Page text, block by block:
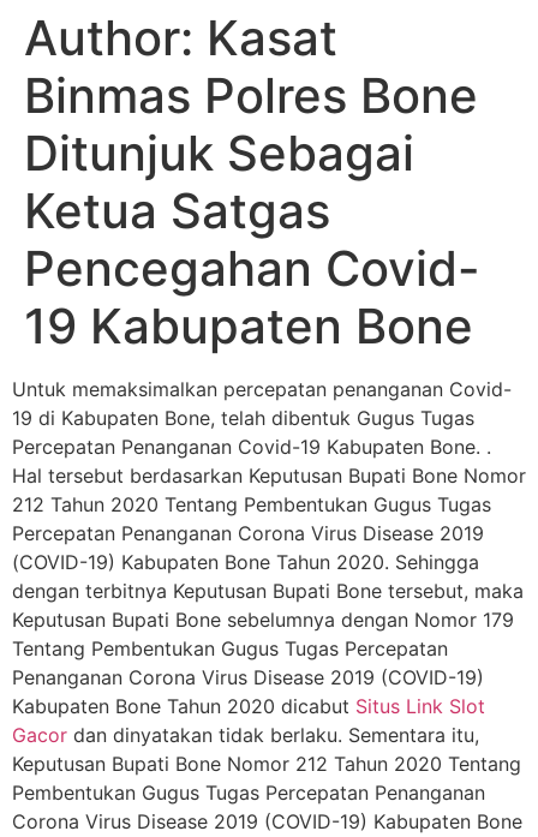
Author: Kasat
Binmas Polres Bone
Ditunjuk Sebagai
Ketua Satgas
Pencegahan Covid-
19 Kabupaten Bone
Untuk memaksimalkan percepatan penanganan Covid-
19 di Kabupaten Bone, telah dibentuk Gugus Tugas
Percepatan Penanganan Covid-19 Kabupaten Bone. .
Hal tersebut berdasarkan Keputusan Bupati Bone Nomor
212 Tahun 2020 Tentang Pembentukan Gugus Tugas
Percepatan Penanganan Corona Virus Disease 2019
(COVID-19) Kabupaten Bone Tahun 2020. Sehingga
dengan terbitnya Keputusan Bupati Bone tersebut, maka
Keputusan Bupati Bone sebelumnya dengan Nomor 179
Tentang Pembentukan Gugus Tugas Percepatan
Penanganan Corona Virus Disease 2019 (COVID-19)
Kabupaten Bone Tahun 2020 dicabut Situs Link Slot
Gacor dan dinyatakan tidak berlaku. Sementara itu,
Keputusan Bupati Bone Nomor 212 Tahun 2020 Tentang
Pembentukan Gugus Tugas Percepatan Penanganan
Corona Virus Disease 2019 (COVID-19) Kabupaten Bone